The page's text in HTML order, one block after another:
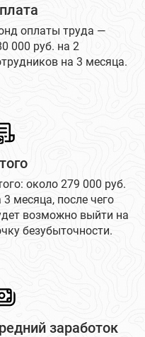
оплаты труда —
000 руб. на 2
на 3 месяца.
около 279 000 руб.
3 месяца, после чего
возможно выйти на
безубыточности.
заработок